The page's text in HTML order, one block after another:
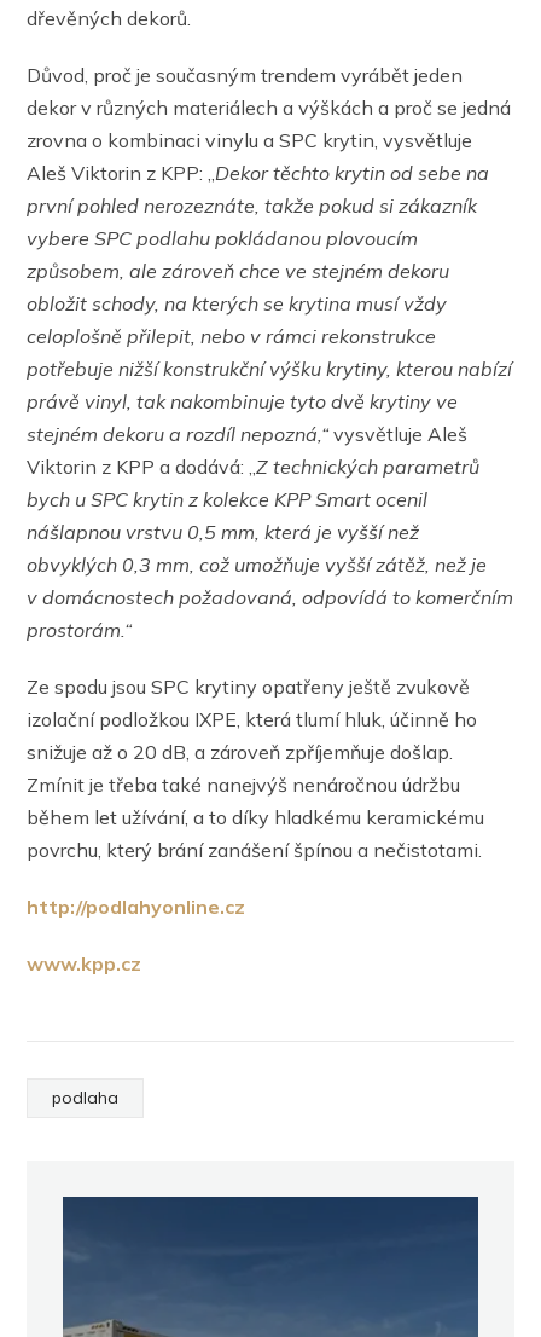
dřevěných dekorů.
Důvod, proč je současným trendem vyrábět jeden
dekor v různých materiálech a výškách a proč se jedná
zrovna o kombinaci vinylu a SPC krytin, vysvětluje
Aleš Viktorin z KPP: „Dekor těchto krytin od sebe na
první pohled nerozeznáte, takže pokud si zákazník
vybere SPC podlahu pokládanou plovoucím
způsobem, ale zároveň chce ve stejném dekoru
obložit schody, na kterých se krytina musí vždy
celoplošně přilepit, nebo v rámci rekonstrukce
potřebuje nižší konstrukční výšku krytiny, kterou nabízí
právě vinyl, tak nakombinuje tyto dvě krytiny ve
stejném dekoru a rozdíl nepozná,“vysvětluje Aleš
Viktorin z KPP a dodává: „Z technických parametrů
bych u SPC krytin z kolekce KPP Smart ocenil
nášlapnou vrstvu 0,5 mm, která je vyšší než
obvyklých 0,3 mm, což umožňuje vyšší zátěž, než je
v domácnostech požadovaná, odpovídá to komerčním
prostorám.“
Ze spodu jsou SPC krytiny opatřeny ještě zvukově
izolační podložkou IXPE, která tlumí hluk, účinně ho
snižuje až o 20 dB, a zároveň zpříjemňuje došlap.
Zmínit je třeba také nanejvýš nenáročnou údržbu
během let užívání, a to díky hladkému keramickému
povrchu, který brání zanášení špínou a nečistotami.
http://podlahyonline.cz
www.kpp.cz
podlaha